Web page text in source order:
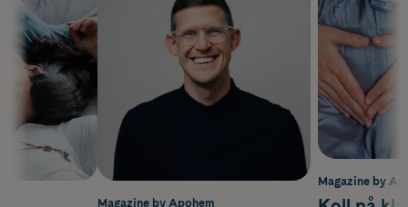
Magazine by
Magazine by Apohem